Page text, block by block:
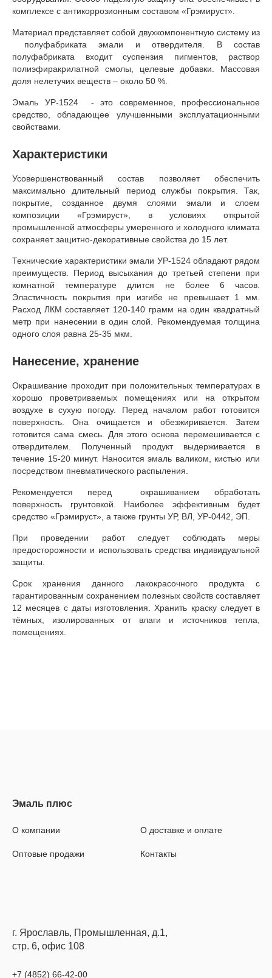
комплексе с антикоррозионным составом «Грэмируст».
Материал представляет собой двухкомпонентную систему из
полуфабриката эмали и отвердителя. В состав
полуфабриката входит суспензия пигментов, раствор
полиэфиракрилатной смолы, целевые добавки. Массовая
доля нелетучих веществ – около 50 %.
Эмаль УР-1524 - это современное, профессиональное
средство, обладающее улучшенными эксплуатационными
свойствами.
Характеристики
Усовершенствованный состав позволяет обеспечить
максимально длительный период службы покрытия. Так,
покрытие, созданное двумя слоями эмали и слоем
композиции «Грэмируст», в условиях открытой
промышленной атмосферы умеренного и холодного климата
сохраняет защитно-декоративные свойства до 15 лет.
Технические характеристики эмали УР-1524 обладают рядом
преимуществ. Период высыхания до третьей степени при
комнатной температуре длится не более 6 часов.
Эластичность покрытия при изгибе не превышает 1 мм.
Расход ЛКМ составляет 120-140 грамм на один квадратный
метр при нанесении в один слой. Рекомендуемая толщина
одного слоя равна 25-35 мкм.
Нанесение, хранение
Окрашивание проходит при положительных температурах в
хорошо проветриваемых помещениях или на открытом
воздухе в сухую погоду. Перед началом работ готовится
поверхность. Она очищается и обезжиривается. Затем
готовится сама смесь. Для этого основа перемешивается с
отвердителем. Полученный продукт выдерживается в
течение 15-20 минут. Наносится эмаль валиком, кистью или
посредством пневматического распыления.
Рекомендуется перед окрашиванием обработать
поверхность грунтовкой. Наиболее эффективным будет
средство «Грэмируст», а также грунты УР, ВЛ, УР-0442, ЭП.
При проведении работ следует соблюдать меры
предосторожности и использовать средства индивидуальной
защиты.
Срок хранения данного лакокрасочного продукта с
гарантированным сохранением полезных свойств составляет
12 месяцев с даты изготовления. Хранить краску следует в
тёмных, изолированных от влаги и источников тепла,
помещениях.
О компании
Оптовые продажи
О доставке и оплате
Контакты
г. Ярославль, Промышленная, д.1,
стр. 6, офис 108
+7 (4852) 66-42-00